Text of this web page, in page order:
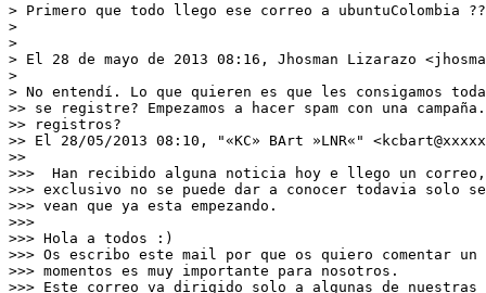
> Primero que todo llego ese correo a ubuntuColombia
>
>
> El 28 de mayo de 2013 08:16, Jhosman Lizarazo
>
> No entendí. Lo que quieren es que les consigamos
>> se registre? Empezamos a hacer spam con una
>> registros?
>> El 28/05/2013 08:10, "«KC» BArt »LNR«"
>>
>>>  Han recibido alguna noticia hoy e llego un
>>> exclusivo no se puede dar a conocer todavia solo
>>> vean que ya esta empezando.
>>>
>>> Hola a todos :)
>>> Os escribo este mail por que os quiero comentar un
>>> momentos es muy importante para nosotros.
>>> Este correo va dirigido solo a algunas de nuestras